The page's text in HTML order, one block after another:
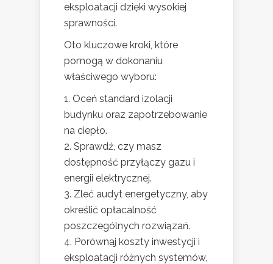
eksploatacji dzięki wysokiej
sprawności.
Oto kluczowe kroki, które
pomogą w dokonaniu
właściwego wyboru:
Oceń standard izolacji
budynku oraz zapotrzebowanie
na ciepło.
Sprawdź, czy masz
dostępność przyłączy gazu i
energii elektrycznej.
Zleć audyt energetyczny, aby
określić opłacalność
poszczególnych rozwiązań.
Porównaj koszty inwestycji i
eksploatacji różnych systemów,